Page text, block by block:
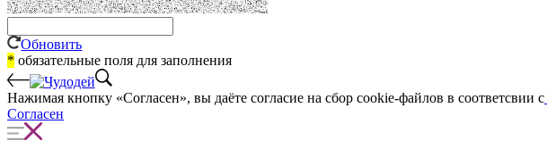
Обновить
* обязательные поля для заполнения
Нажимая кнопку «Согласен», вы даёте cогласие на сбор cookie-файлов в соответсвии с
Согласен